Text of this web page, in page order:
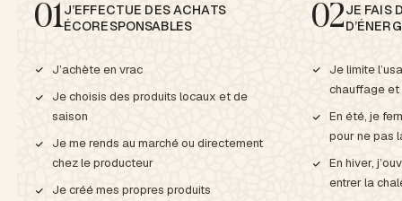
01J’EFFECTUE DES ACHATS
ÉCORESPONSABLES
J’achète en vrac
Je choisis des produits locaux et de
saison
Je me rends au marché ou directement
chez le producteur
Je créé mes propres produits
02JE FAIS
Je limite
chauffage et
En été, je
pour ne pas
En hiver,
entrer la